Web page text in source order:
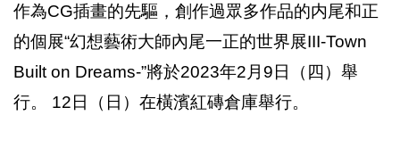
作為CG插畫的先驅，創作過眾多作品的内尾和正
的個展“幻想藝術大師內尾一正的世界展III-Town
Built on Dreams-”將於2023年2月9日（四）舉
行。 12日（日）在橫濱紅磚倉庫舉行。